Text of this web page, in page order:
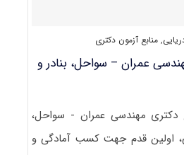
, منابع آزمون دکتری
عمران – سواحل، بنادر و
دکتری مهندسی عمران - سواحل،
اولین قدم جهت کسب آمادگی و